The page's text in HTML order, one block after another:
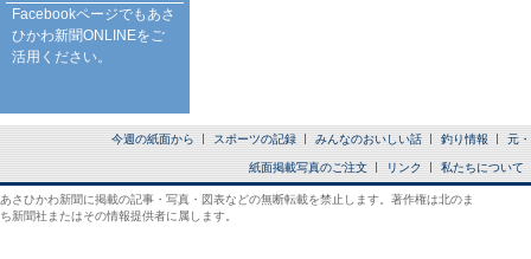
Facebookページでもあさ
ひかわ新聞ONLINEをご
活用ください。
今週の紙面から スポーツの記録 みんなのおいしい話 釣り情報 元
紙面掲載写真のご注文 リンク 私たちについて
あさひかわ新聞に掲載の記事・写真・図表などの無断転載を禁止します。著作権は北のま
ち新聞社またはその情報提供者に属します。